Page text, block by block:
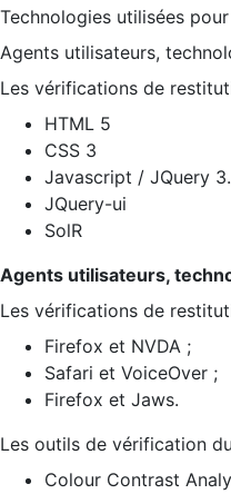
Technologies utilisées
Agents utilisateurs,
Les vérifications de
HTML 5
CSS 3
Javascript / JQuery
JQuery-ui
SolR
Agents utilisateurs,
Les vérifications de
Firefox et NVDA ;
Safari et VoiceOver ;
Firefox et Jaws.
Les outils de vérification
Colour Contrast